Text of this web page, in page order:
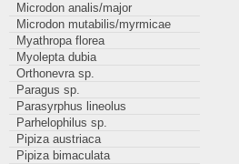
Microdon analis/major
Microdon mutabilis/myrmicae
Myathropa florea
Myolepta dubia
Orthonevra sp.
Paragus sp.
Parasyrphus lineolus
Parhelophilus sp.
Pipiza austriaca
Pipiza bimaculata